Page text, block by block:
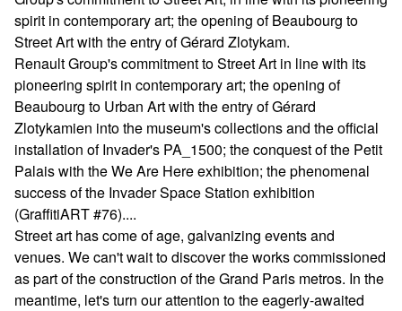
spirit in contemporary art; the opening of Beaubourg to
Street Art with the entry of Gérard Zlotykam.
Renault Group's commitment to Street Art in line with its
pioneering spirit in contemporary art; the opening of
Beaubourg to Urban Art with the entry of Gérard
Zlotykamien into the museum's collections and the official
installation of Invader's PA_1500; the conquest of the Petit
Palais with the We Are Here exhibition; the phenomenal
success of the Invader Space Station exhibition
(GraffitiART #76)....
Street art has come of age, galvanizing events and
venues. We can't wait to discover the works commissioned
as part of the construction of the Grand Paris metros. In the
meantime, let's turn our attention to the eagerly-awaited